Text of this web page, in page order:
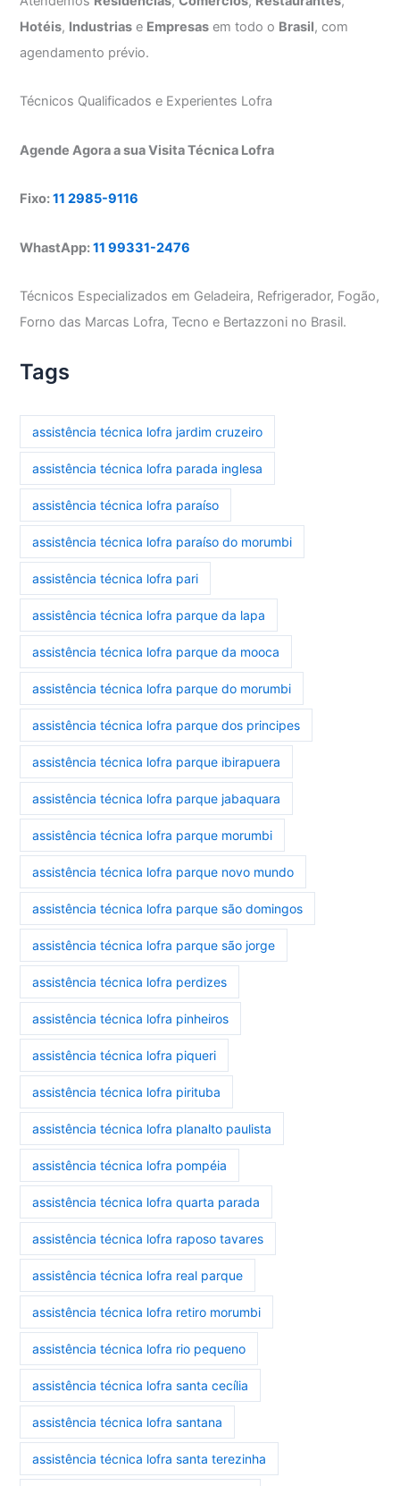
Hotéis, Industrias e Empresas em todo o Brasil, com
agendamento prévio.
Técnicos Qualificados e Experientes Lofra
Agende Agora a sua Visita Técnica Lofra
Fixo:11 2985-9116
WhastApp:11 99331-2476
Técnicos Especializados em Geladeira, Refrigerador, Fogão,
Forno das Marcas Lofra, Tecno e Bertazzoni no Brasil.
Tags
assistência técnica lofra jardim cruzeiro
assistência técnica lofra parada inglesa
assistência técnica lofra paraíso
assistência técnica lofra paraíso do morumbi
assistência técnica lofra pari
assistência técnica lofra parque da lapa
assistência técnica lofra parque da mooca
assistência técnica lofra parque do morumbi
assistência técnica lofra parque dos principes
assistência técnica lofra parque ibirapuera
assistência técnica lofra parque jabaquara
assistência técnica lofra parque morumbi
assistência técnica lofra parque novo mundo
assistência técnica lofra parque são domingos
assistência técnica lofra parque são jorge
assistência técnica lofra perdizes
assistência técnica lofra pinheiros
assistência técnica lofra piqueri
assistência técnica lofra pirituba
assistência técnica lofra planalto paulista
assistência técnica lofra pompéia
assistência técnica lofra quarta parada
assistência técnica lofra raposo tavares
assistência técnica lofra real parque
assistência técnica lofra retiro morumbi
assistência técnica lofra rio pequeno
assistência técnica lofra santa cecília
assistência técnica lofra santana
assistência técnica lofra santa terezinha